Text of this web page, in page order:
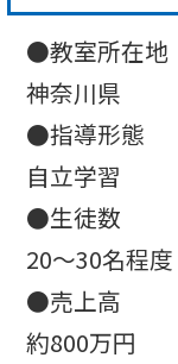
●教室所在地
神奈川県
●指導形態
自立学習
●生徒数
20～30名程度
●売上高
約800万円